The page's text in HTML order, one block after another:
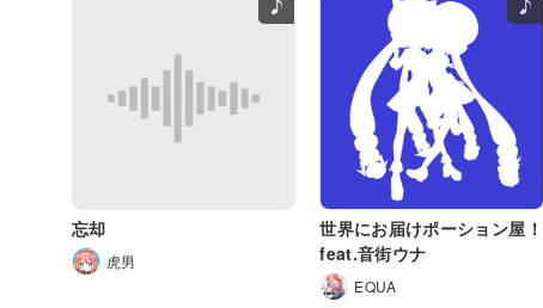
忘却
虎男
世界にお届けポーション屋！
feat.音街ウナ
EQUA